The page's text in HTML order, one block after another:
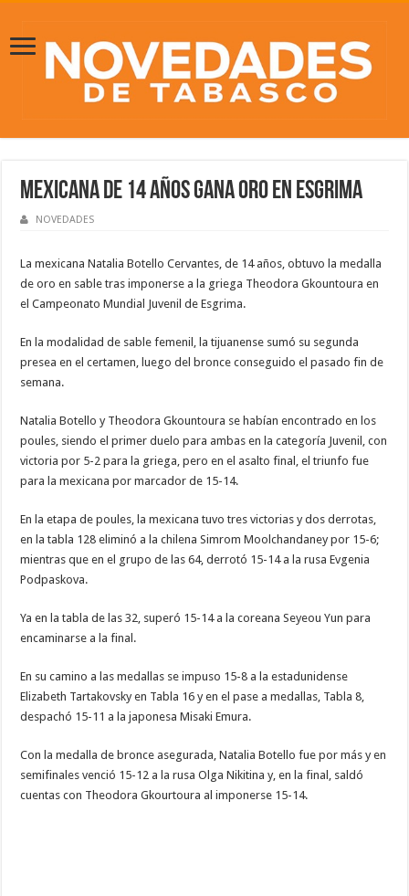
Mexicana de 14 años gana oro en Esgrima
NOVEDADES
La mexicana Natalia Botello Cervantes, de 14 años, obtuvo la medalla
de oro en sable tras imponerse a la griega Theodora Gkountoura en
el Campeonato Mundial Juvenil de Esgrima.
En la modalidad de sable femenil, la tijuanense sumó su segunda
presea en el certamen, luego del bronce conseguido el pasado fin de
semana.
Natalia Botello y Theodora Gkountoura se habían encontrado en los
poules, siendo el primer duelo para ambas en la categoría Juvenil, con
victoria por 5-2 para la griega, pero en el asalto final, el triunfo fue
para la mexicana por marcador de 15-14.
En la etapa de poules, la mexicana tuvo tres victorias y dos derrotas,
en la tabla 128 eliminó a la chilena Simrom Moolchandaney por 15-6;
mientras que en el grupo de las 64, derrotó 15-14 a la rusa Evgenia
Podpaskova.
Ya en la tabla de las 32, superó 15-14 a la coreana Seyeou Yun para
encaminarse a la final.
En su camino a las medallas se impuso 15-8 a la estadunidense
Elizabeth Tartakovsky en Tabla 16 y en el pase a medallas, Tabla 8,
despachó 15-11 a la japonesa Misaki Emura.
Con la medalla de bronce asegurada, Natalia Botello fue por más y en
semifinales venció 15-12 a la rusa Olga Nikitina y, en la final, saldó
cuentas con Theodora Gkourtoura al imponerse 15-14.